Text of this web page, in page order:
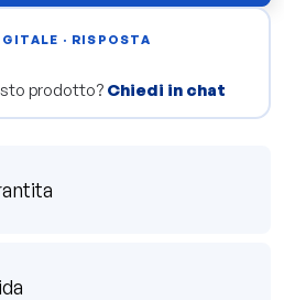
· RISPOSTA
prodotto? Chiedi in chat